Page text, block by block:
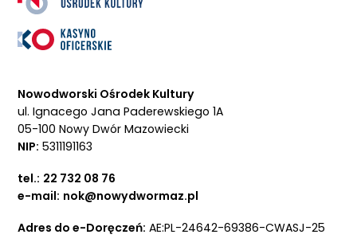
Nowodworski Ośrodek Kultury
ul. Ignacego Jana Paderewskiego 1A
05-100 Nowy Dwór Mazowiecki
NIP: 5311191163
tel.: 22 732 08 76
e-mail: nok@nowydwormaz.pl
Adres do e-Doręczeń: AE:PL-24642-69386-CWASJ-25